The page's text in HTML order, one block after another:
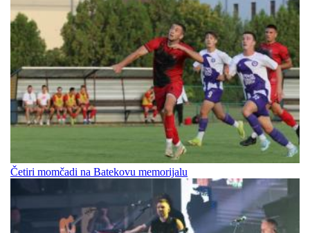
Četiri momčadi na Batekovu memorijalu